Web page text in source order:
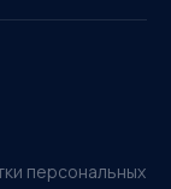
персональных